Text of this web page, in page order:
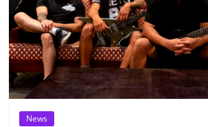
News